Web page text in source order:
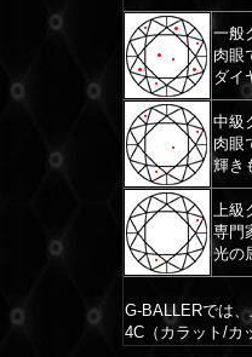
一般
肉眼
ダイ
中級
肉眼
輝き
上級
専門
光の
G-BALLERでは
4C（カラット/カ